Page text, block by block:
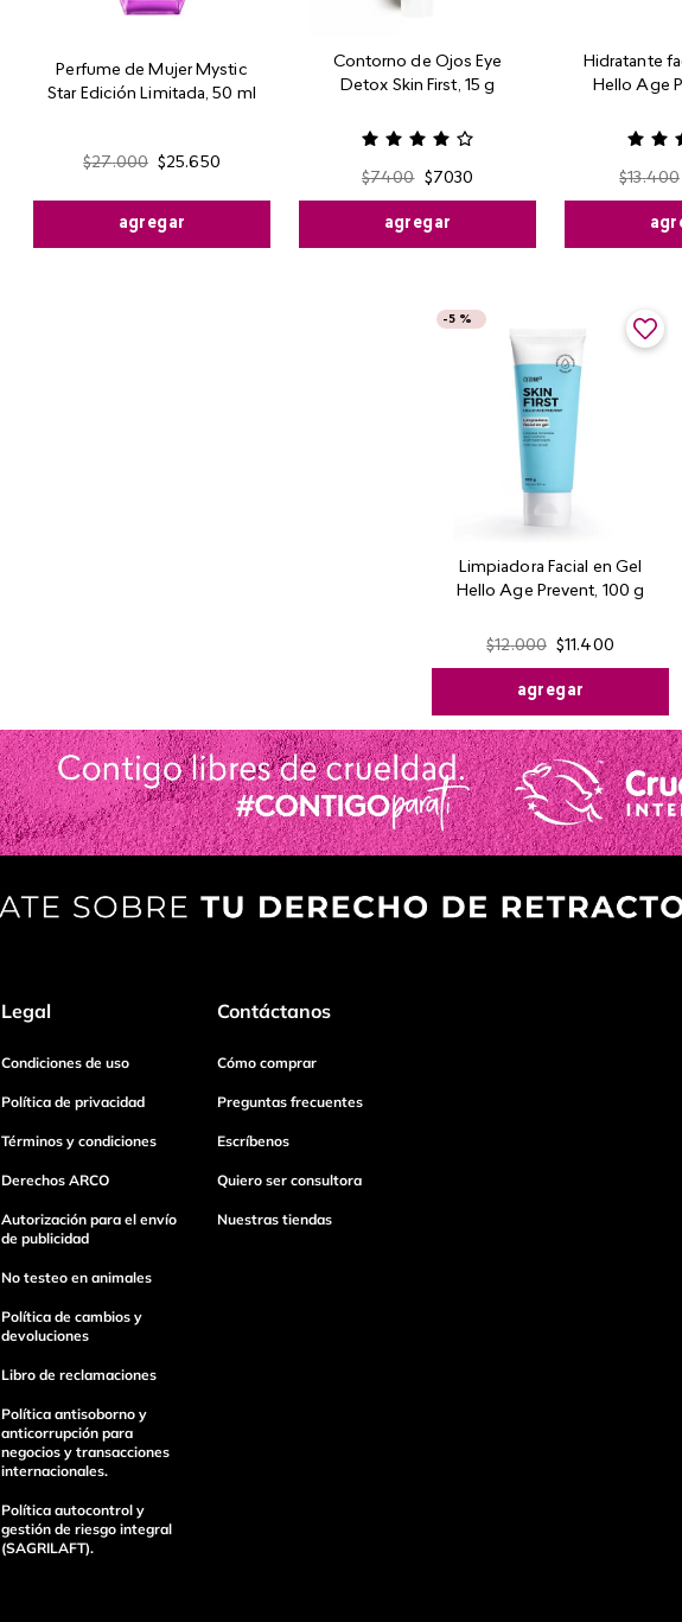
Perfume de Mujer Mystic
Star Edición Limitada, 50 ml
$27.000 $25.650
agregar
Contorno de Ojos Eye
Detox Skin First, 15 g
$7400 $7030
agregar
Hidratante
Hello Age
$13.400
Limpiadora Facial en Gel
Hello Age Prevent, 100 g
-5 %
$12.000 $11.400
agregar
Legal
Condiciones de uso
Política de privacidad
Términos y condiciones
Derechos ARCO
Autorización para el envío
de publicidad
No testeo en animales
Política de cambios y
devoluciones
Libro de reclamaciones
Política antisoborno y
anticorrupción para
negocios y transacciones
internacionales.
Política autocontrol y
gestión de riesgo integral
(SAGRILAFT).
Contáctanos
Cómo comprar
Preguntas frecuentes
Escríbenos
Quiero ser consultora
Nuestras tiendas